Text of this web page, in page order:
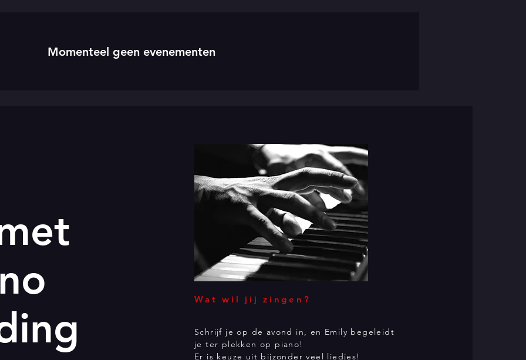
Momenteel geen evenementen
Wat wil jij zingen?
Schrijf je op de avond in, en Emily begeleidt
je ter plekken op piano!
Er is keuze uit bijzonder veel liedjes!